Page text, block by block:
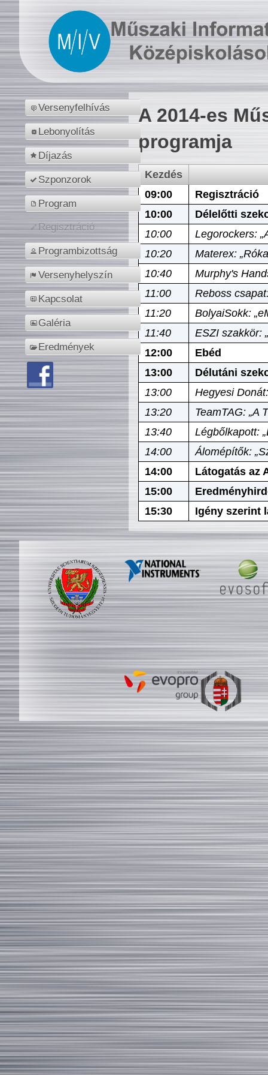
Versenyfelhívás
Lebonyolítás
Díjazás
Szponzorok
Program
Regisztráció
Programbizottság
Versenyhelyszín
Kapcsolat
Galéria
Eredmények
A 2014-es
programja
Kezdés
09:00
Regisztráció
10:00
Délelőtti
10:00
Legorockers:
10:20
Materex:
10:40
Murphy's
11:00
Reboss
11:20
BolyaiSokk:
11:40
ESZI szakkör:
12:00
Ebéd
13:00
Délutáni
13:00
Hegyesi
13:20
TeamTAG: „A
13:40
Légbőlkapott:
14:00
Álomépítők:
14:00
Látogatás az
15:00
15:30
Igény szerint